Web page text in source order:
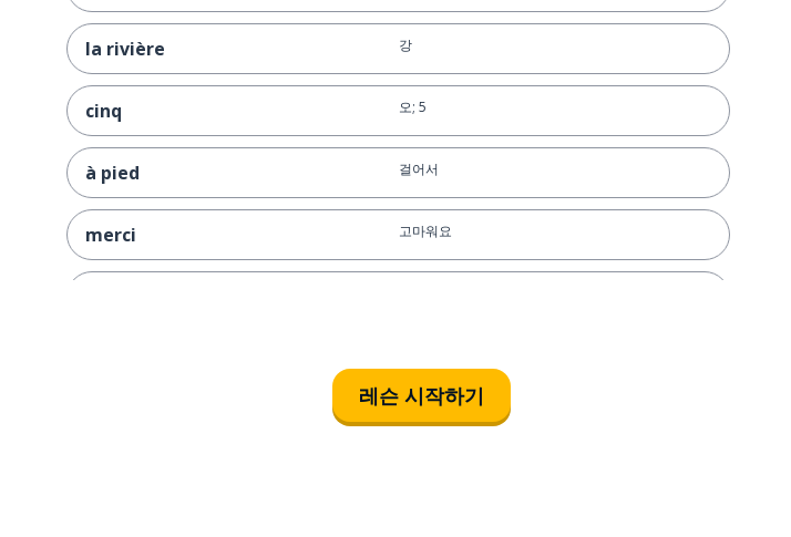
la rivière 강
cinq 오; 5
à pied 걸어서
merci 고마워요
레슨 시작하기